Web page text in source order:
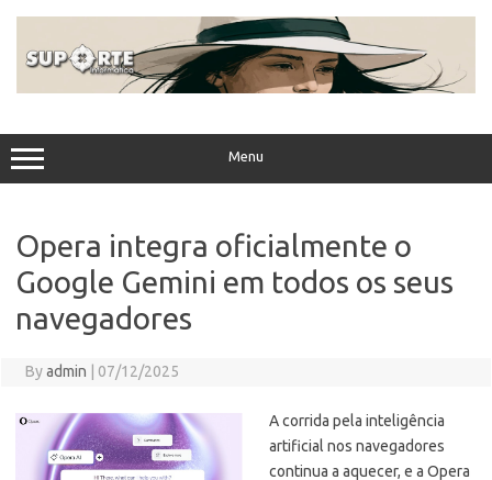
Menu
Opera integra oficialmente o
Google Gemini em todos os seus
navegadores
Byadmin 07/12/2025
A corrida pela inteligência
artificial nos navegadores
continua a aquecer, e a Opera